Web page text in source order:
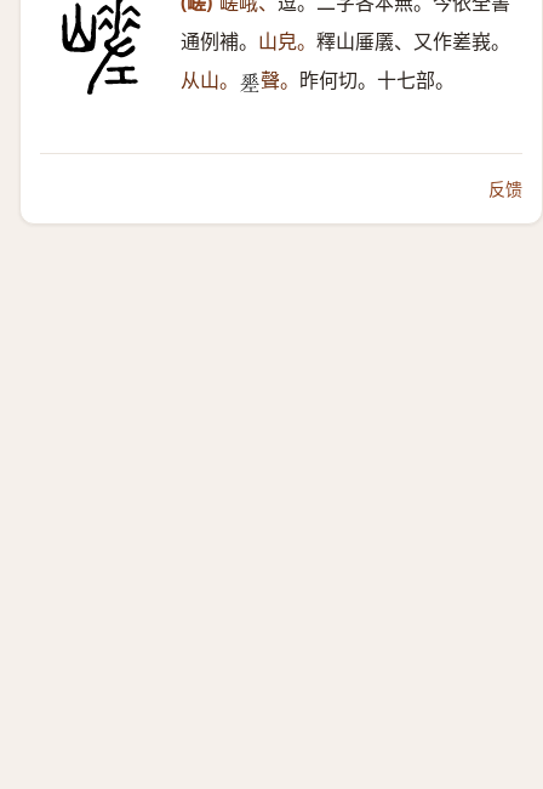
通例補。 山皃。 釋山厜㕒、又作嵳峩。
从山。 𢀩 聲。 昨何切。十七部。
反馈